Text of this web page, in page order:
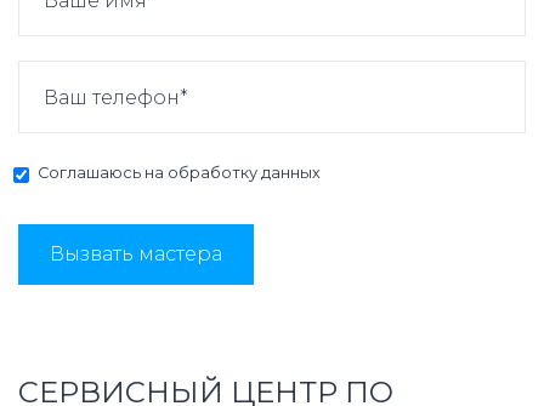
Соглашаюсь на обработку данных
Вызвать мастера
СЕРВИСНЫЙ ЦЕНТР ПО